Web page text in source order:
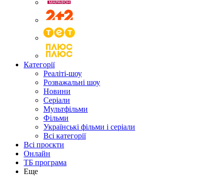
Категорії
Реаліті-шоу
Розважальні шоу
Новини
Серіали
Мультфільми
Фільми
Українські фільми і серіали
Всі категорії
Всі проєкти
Онлайн
ТБ програма
Еще